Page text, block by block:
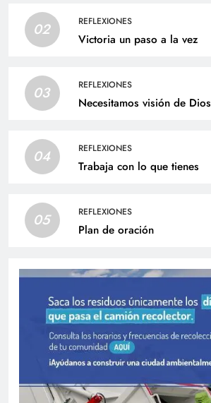
02 REFLEXIONES
Victoria un paso a la vez
03 REFLEXIONES
Necesitamos visión de Dios
04 REFLEXIONES
Trabaja con lo que tienes
05 REFLEXIONES
Plan de oración